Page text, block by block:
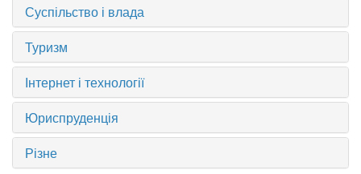
Суспільство і влада
Туризм
Інтернет і технології
Юриспруденція
Різне